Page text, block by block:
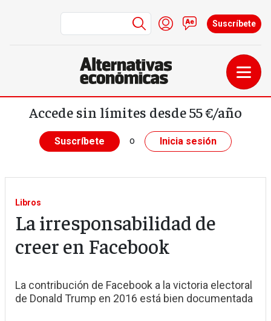
Pasar al contenido principal
Menú de cuenta de
Iniciar sesión
Contacto
Suscríbete
Accede sin límites desde 55 €/año
Suscríbete o Inicia sesión
Libros
La irresponsabilidad de
creer en Facebook
La contribución de Facebook a la victoria electoral
de Donald Trump en 2016 está bien documentada